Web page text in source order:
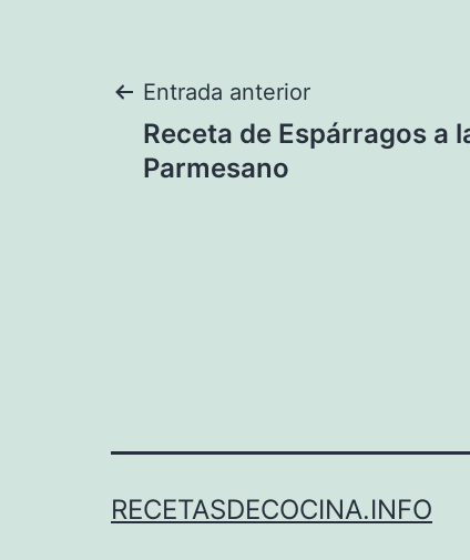
Navegación
de
Entrada anterior
Receta de Espárragos a
Parmesano
RECETASDECOCINA.INFO